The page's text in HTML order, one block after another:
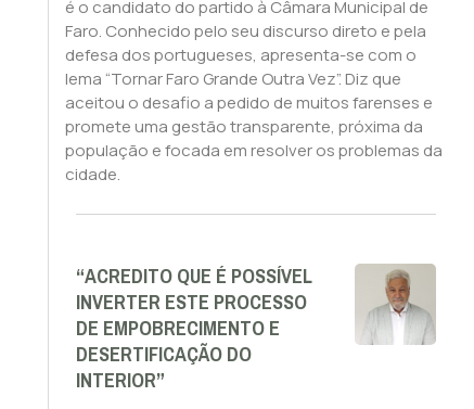
é o candidato do partido à Câmara Municipal de
Faro. Conhecido pelo seu discurso direto e pela
defesa dos portugueses, apresenta-se com o
lema “Tornar Faro Grande Outra Vez”. Diz que
aceitou o desafio a pedido de muitos farenses e
promete uma gestão transparente, próxima da
população e focada em resolver os problemas da
cidade.
“ACREDITO QUE É POSSÍVEL
INVERTER ESTE PROCESSO
DE EMPOBRECIMENTO E
DESERTIFICAÇÃO DO
INTERIOR”